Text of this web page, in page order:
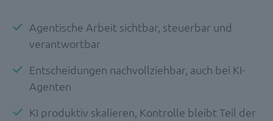
Agentische Arbeit sichtbar, steuerbar und
verantwortbar
Entscheidungen nachvollziehbar, auch bei KI-
Agenten
KI produktiv skalieren, Kontrolle bleibt Teil der